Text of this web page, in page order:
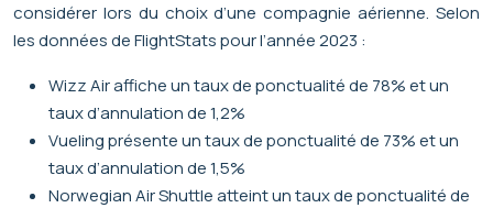
considérer lors du choix d’une compagnie aérienne. Selon
les données de FlightStats pour l’année 2023 :
Wizz Air affiche un taux de ponctualité de 78% et un
taux d’annulation de 1,2%
Vueling présente un taux de ponctualité de 73% et un
taux d’annulation de 1,5%
Norwegian Air Shuttle atteint un taux de ponctualité de